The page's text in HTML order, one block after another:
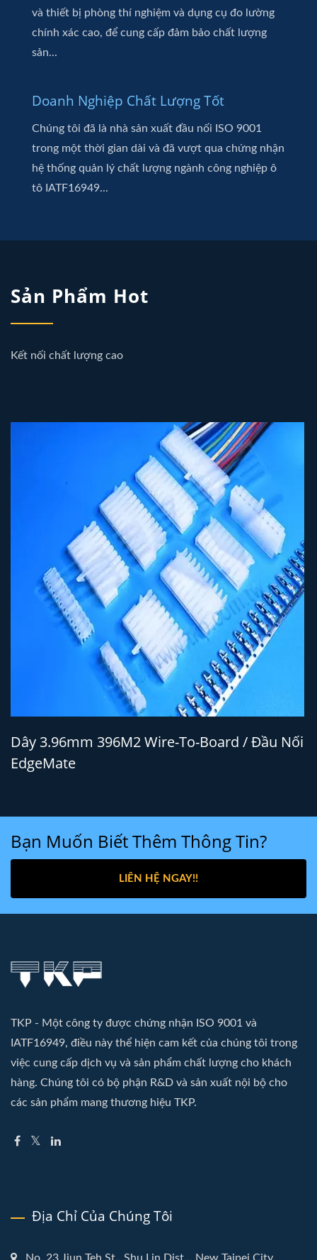
và thiết bị phòng thí nghiệm và dụng cụ đo lường
chính xác cao, để cung cấp đảm bảo chất lượng
sản...
Doanh Nghiệp Chất Lượng Tốt
Chúng tôi đã là nhà sản xuất đầu nối ISO 9001
trong một thời gian dài và đã vượt qua chứng nhận
hệ thống quản lý chất lượng ngành công nghiệp ô
tô IATF16949...
Sản Phẩm Hot
Kết nối chất lượng cao
Dây 3.96mm 396M2 Wire-To-Board / Đầu Nối
EdgeMate
Bạn Muốn Biết Thêm Thông Tin?
LIÊN HỆ NGAY!!
TKP - Một công ty được chứng nhận ISO 9001 và
IATF16949, điều này thể hiện cam kết của chúng tôi trong
việc cung cấp dịch vụ và sản phẩm chất lượng cho khách
hàng. Chúng tôi có bộ phận R&D và sản xuất nội bộ cho
các sản phẩm mang thương hiệu TKP.
Địa Chỉ Của Chúng Tôi